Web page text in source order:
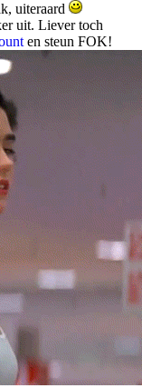
uiteraard
uit. Liever toch
en steun FOK!